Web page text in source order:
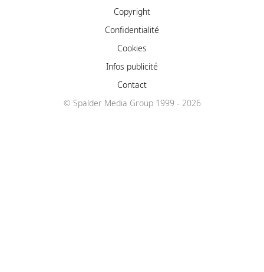
Copyright
Confidentialité
Cookies
Infos publicité
Contact
© Spalder Media Group 1999 - 2026